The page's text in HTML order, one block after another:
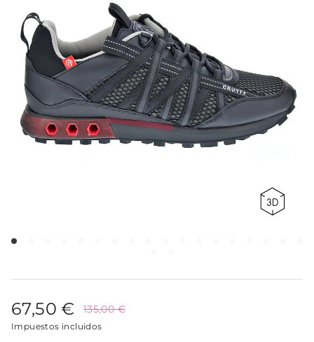
67,50 € 135,00 €
Impuestos incluidos